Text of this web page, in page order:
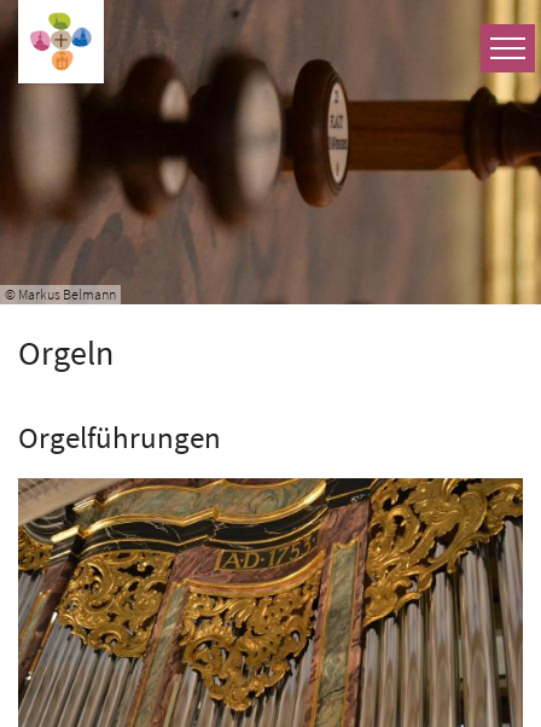
Zum Inhalt springen
© Markus Belmann
Orgeln
Orgelführungen